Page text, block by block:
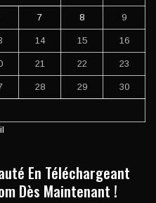
7 8 9
14 15 16
21 22 23
28 29 30
En Téléchargeant
Dès Maintenant !